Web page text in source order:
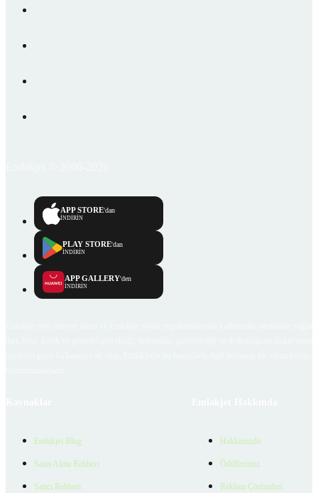
APP STORE'dan
İNDİRİN
PLAY STORE'dan
İNDİRİN
APP GALLERY'den
İNDİRİN
Emlakjet Blog
Satın Alma Rehberi
Satıcı Rehberi
Hakkımızda
Ödüllerimiz
Reklam Çözümleri